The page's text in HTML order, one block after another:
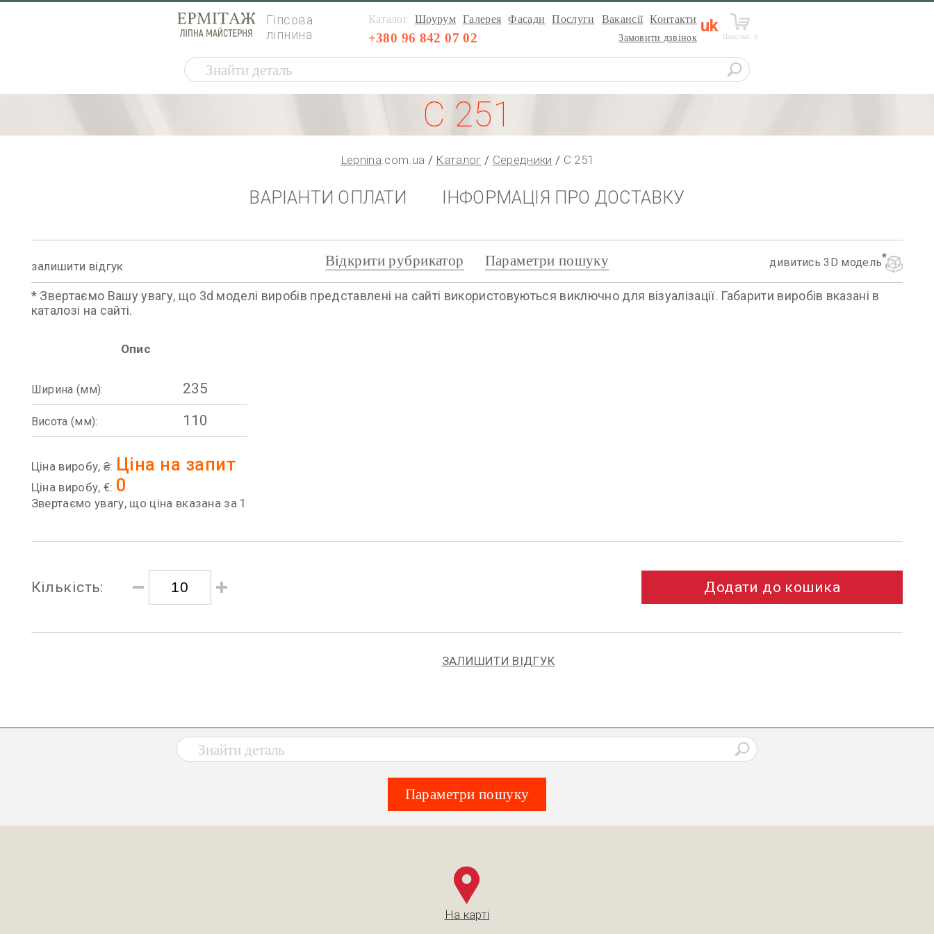
Гіпсова
ліпнина
Каталог Шоурум Галерея Фасади Послуги Вакансії Контакти
+380 96 842 07 02 Замовити дзвінок
uk
Покупки: 0
С 251
Lepnina.com.ua Каталог Середники С 251
ВАРІАНТИ ОПЛАТИ ІНФОРМАЦІЯ ПРО ДОСТАВКУ
залишити відгук дивитись 3D модель
Відкрити рубрикатор Параметри пошуку
* Звертаємо Вашу увагу, що 3d моделі виробів представлені на сайті використовуються виключно для візуалізації. Габарити виробів вказані в
каталозі на сайті.
Опис
Ширина (мм): 235
Висота (мм): 110
Ціна виробу, ₴: Ціна на запит
Ціна виробу, €: 0
Звертаємо увагу, що ціна вказана за 1
Кількість: Додати до кошика
ЗАЛИШИТИ ВІДГУК
Параметри пошуку
На карті